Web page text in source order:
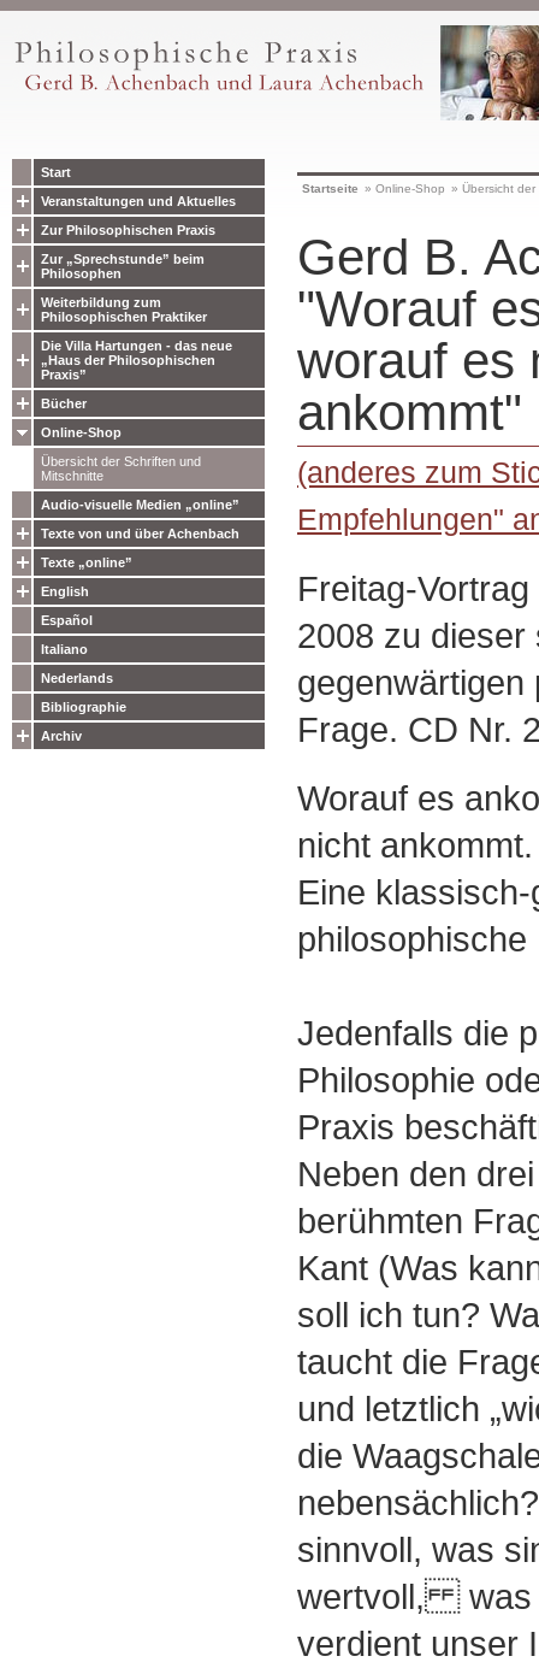
Start
Veranstaltungen und Aktuelles
Zur Philosophischen Praxis
Zur „Sprechstunde” beim
Philosophen
Weiterbildung zum
Philosophischen Praktiker
Die Villa Hartungen - das neue
„Haus der Philosophischen
Praxis”
Bücher
Online-Shop
Übersicht der Schriften und
Mitschnitte
Audio-visuelle Medien „online”
Texte von und über Achenbach
Texte „online”
English
Español
Italiano
Nederlands
Bibliographie
Archiv
Startseite » Online-Shop » Übersicht
Gerd B.
"Worauf
worauf es
ankommt"
(anderes zum
Empfehlungen"
Freitag-
2008 zu
gegenwärtigen
Frage. CD Nr.
Worauf es
nicht ankommt.
Eine
philosophische
Jedenfalls die
Philosophie
Praxis
Neben den
berühmten
Kant (Was
soll ich tun?
taucht die
und letztlich
die
sinnvoll, was
wertvoll, was
verdient unser